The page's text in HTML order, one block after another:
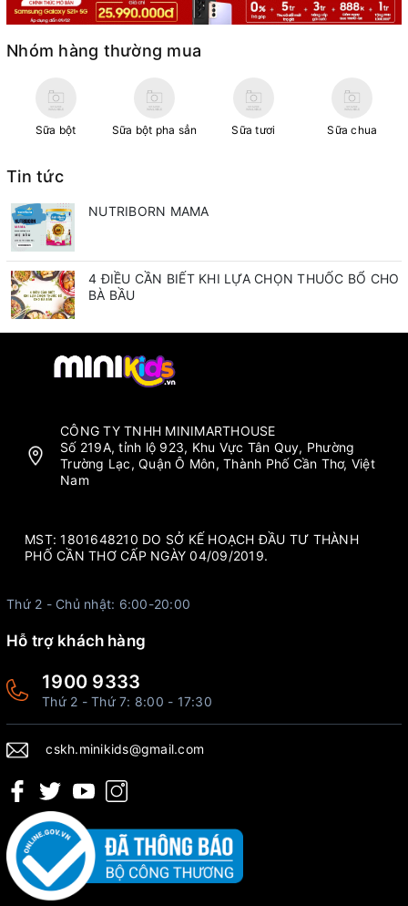
Nhóm hàng thường mua
Sữa bột Sữa bột pha sẳn Sữa tươi Sữa chua
Tin tức
NUTRIBORN MAMA
4 ĐIỀU CẦN BIẾT KHI LỰA CHỌN THUỐC BỔ CHO
BÀ BẦU
CÔNG TY TNHH MINIMARTHOUSE
Số 219A, tỉnh lộ 923, Khu Vực Tân Quy, Phường
Trường Lạc, Quận Ô Môn, Thành Phố Cần Thơ, Việt
Nam
MST: 1801648210 DO SỞ KẾ HOẠCH ĐẦU TƯ THÀNH
PHỐ CẦN THƠ CẤP NGÀY 04/09/2019.
Thứ 2 - Chủ nhật: 6:00-20:00
Hỗ trợ khách hàng
1900 9333
Thứ 2 - Thứ 7: 8:00 - 17:30
cskh.minikids@gmail.com